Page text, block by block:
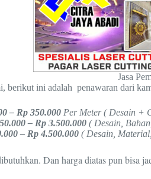
Jasa
berikut ini adalah penawaran dari
– Rp 350.000 Per Meter ( Desain +
– Rp 3.500.000 ( Desain,
– Rp 4.500.000 ( Desain,
Dan harga diatas pun bisa